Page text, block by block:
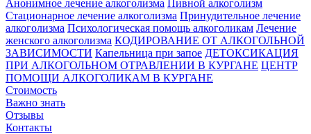
Анонимное лечение алкоголизма Пивной алкоголизм
Стационарное лечение алкоголизма Принудительное лечение
алкоголизма Психологическая помощь алкоголикам Лечение
женского алкоголизма КОДИРОВАНИЕ ОТ АЛКОГОЛЬНОЙ
ЗАВИСИМОСТИ Капельница при запое ДЕТОКСИКАЦИЯ
ПРИ АЛКОГОЛЬНОМ ОТРАВЛЕНИИ В КУРГАНЕ ЦЕНТР
ПОМОЩИ АЛКОГОЛИКАМ В КУРГАНЕ
Стоимость
Важно знать
Отзывы
Контакты